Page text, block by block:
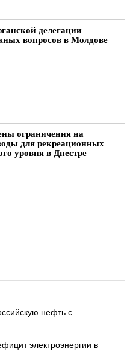
делегации
вопросов в Молдове
ограничения на
для рекреационных
уровня в Днестре
нефть с
электроэнергии в